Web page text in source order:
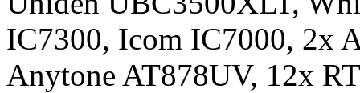
IC7300, Icom IC7000, 2x
Anytone AT878UV, 12x